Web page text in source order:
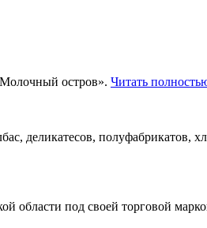
остров». Читать
деликатесов, полуфабрикатов,
области под своей торговой